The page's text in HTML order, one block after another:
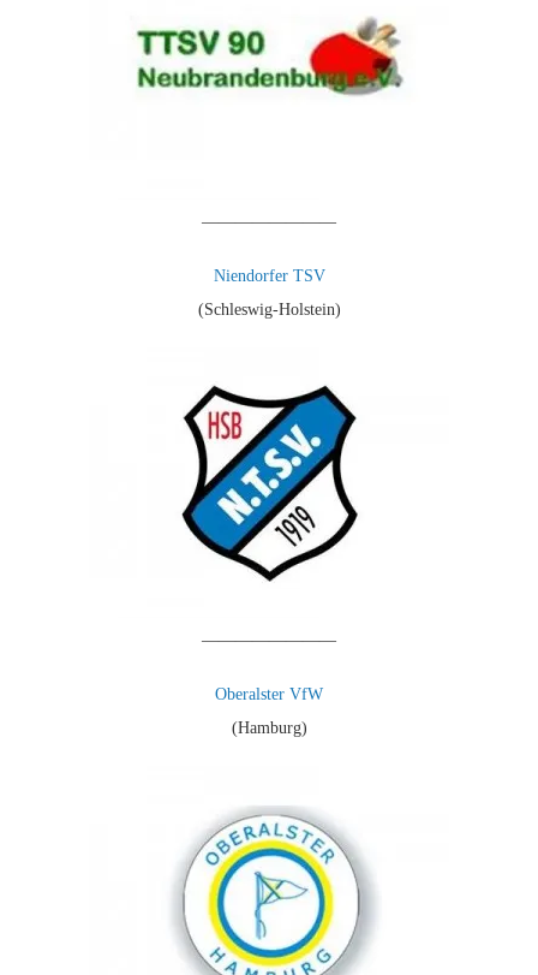
————————
Niendorfer TSV
(Schleswig-Holstein)
————————
Oberalster VfW
(Hamburg)